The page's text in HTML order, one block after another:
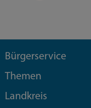
Bürgerservice
Themen
Landkreis